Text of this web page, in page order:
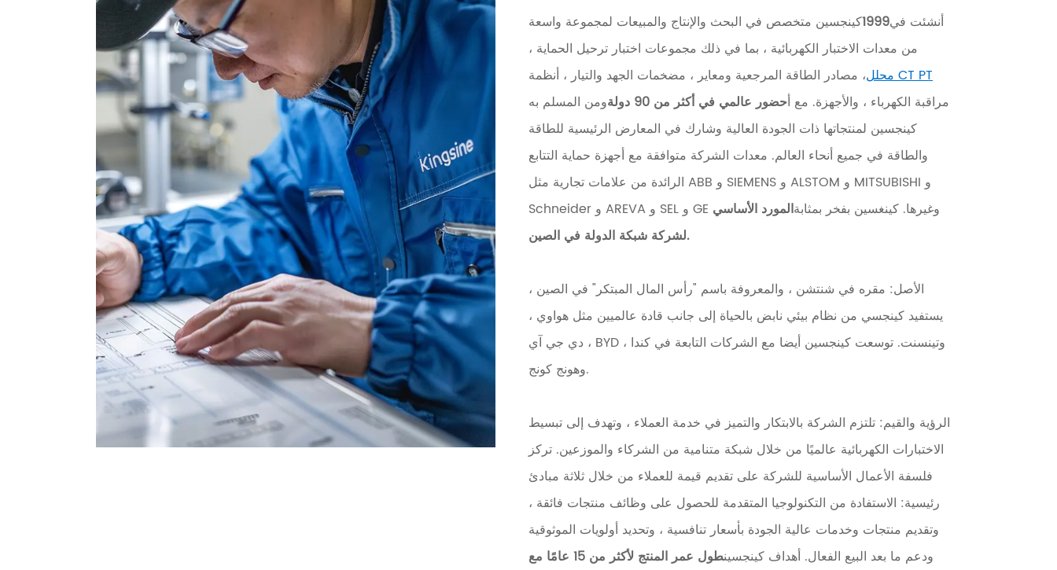
أنشئت في1999كينجسين متخصص في البحث والإنتاج والمبيعات لمجموعة واسعة
من معدات الاختبار الكهربائية ، بما في ذلك مجموعات اختبار ترحيل الحماية ،
محلل CT PT
، مصادر الطاقة المرجعية ومعاير ، مضخمات الجهد والتيار ، أنظمة
مراقبة الكهرباء ، والأجهزة. مع أحضور عالمي في أكثر من 90 دولة
ومن المسلم به
كينجسين لمنتجاتها ذات الجودة العالية وشارك في المعارض الرئيسية للطاقة
والطاقة في جميع أنحاء العالم. معدات الشركة متوافقة مع أجهزة حماية التتابع
الرائدة من علامات تجارية مثل ABB و SIEMENS و ALSTOM و MITSUBISHI و
Schneider و AREVA و SEL و GE وغيرها. كينغسين بفخر بمثابةالمورد الأساسي
لشركة شبكة الدولة في الصين.
الأصل: مقره في شنتشن ، والمعروفة باسم "رأس المال المبتكر" في الصين ،
يستفيد كينجسي من نظام بيئي نابض بالحياة إلى جانب قادة عالميين مثل هواوي ،
دي جي آي ، BYD ، وتينسنت. توسعت كينجسين أيضا مع الشركات التابعة في كندا
وهونج كونج.
الرؤية والقيم: تلتزم الشركة بالابتكار والتميز في خدمة العملاء ، وتهدف إلى تبسيط
الاختبارات الكهربائية عالميًا من خلال شبكة متنامية من الشركاء والموزعين. تركز
فلسفة الأعمال الأساسية للشركة على تقديم قيمة للعملاء من خلال ثلاثة مبادئ
رئيسية: الاستفادة من التكنولوجيا المتقدمة للحصول على وظائف منتجات فائقة ،
وتقديم منتجات وخدمات عالية الجودة بأسعار تنافسية ، وتحديد أولويات الموثوقية
ودعم ما بعد البيع الفعال. أهداف كينجسين
طول عمر المنتج لأكثر من 15 عامًا مع